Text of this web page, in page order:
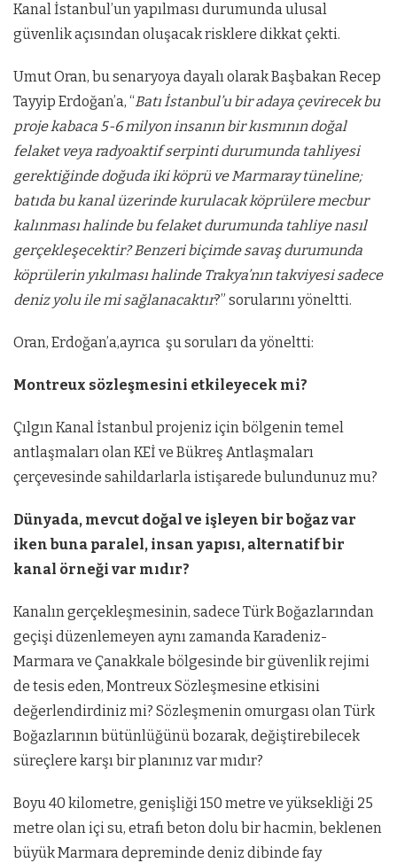
Kanal İstanbul’un yapılması durumunda ulusal
güvenlik açısından oluşacak risklere dikkat çekti.
Umut Oran, bu senaryoya dayalı olarak Başbakan Recep
Tayyip Erdoğan’a, “Batı İstanbul’u bir adaya çevirecek bu
proje kabaca 5-6 milyon insanın bir kısmının doğal
felaket veya radyoaktif serpinti durumunda tahliyesi
gerektiğinde doğuda iki köprü ve Marmaray tüneline;
batıda bu kanal üzerinde kurulacak köprülere mecbur
kalınması halinde bu felaket durumunda tahliye nasıl
gerçekleşecektir? Benzeri biçimde savaş durumunda
köprülerin yıkılması halinde Trakya’nın takviyesi sadece
deniz yolu ile mi sağlanacaktır?” sorularını yöneltti.
Oran, Erdoğan’a,ayrıca şu soruları da yöneltti:
Montreux sözleşmesini etkileyecek mi?
Çılgın Kanal İstanbul projeniz için bölgenin temel
antlaşmaları olan KEİ ve Bükreş Antlaşmaları
çerçevesinde sahildarlarla istişarede bulundunuz mu?
Dünyada, mevcut doğal ve işleyen bir boğaz var
iken buna paralel, insan yapısı, alternatif bir
kanal örneği var mıdır?
Kanalın gerçekleşmesinin, sadece Türk Boğazlarından
geçişi düzenlemeyen aynı zamanda Karadeniz-
Marmara ve Çanakkale bölgesinde bir güvenlik rejimi
de tesis eden, Montreux Sözleşmesine etkisini
değerlendirdiniz mi? Sözleşmenin omurgası olan Türk
Boğazlarının bütünlüğünü bozarak, değiştirebilecek
süreçlere karşı bir planınız var mıdır?
Boyu 40 kilometre, genişliği 150 metre ve yüksekliği 25
metre olan içi su, etrafı beton dolu bir hacmin, beklenen
büyük Marmara depreminde deniz dibinde fay